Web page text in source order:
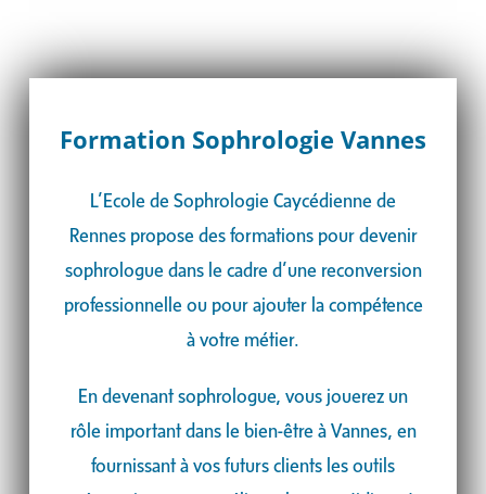
Formation Sophrologie Vannes
L’Ecole de Sophrologie Caycédienne de
Rennes propose des formations pour devenir
sophrologue dans le cadre d’une reconversion
professionnelle ou pour ajouter la compétence
à votre métier.
En devenant sophrologue, vous jouerez un
rôle important dans le bien-être à Vannes, en
fournissant à vos futurs clients les outils